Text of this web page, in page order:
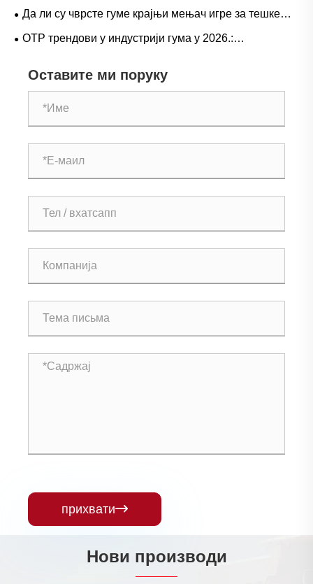
великом пролазу: Трендови потражње за гуменим
Да ли су чврсте гуме крајњи мењач игре за тешке
операције?
ОТР трендови у индустрији гума у ​​2026.:
Оставите ми поруку
прихвати
Нови производи